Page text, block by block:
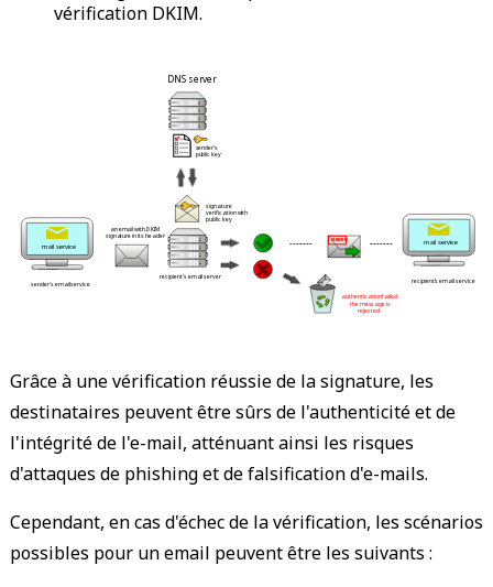
vérification DKIM.
public key
sender's
signature
verification with
public key
recipient's email server
DNS server
------- VERIFIED
authentication failed
the message is
rejected
-------
recipient's email service
mail service
an email with DKIM
signature in its header
mail service
sender's email service
Grâce à une vérification réussie de la signature, les
destinataires peuvent être sûrs de l'authenticité et de
l'intégrité de l'e-mail, atténuant ainsi les risques
d'attaques de phishing et de falsification d'e-mails.
Cependant, en cas d'échec de la vérification, les scénarios
possibles pour un email peuvent être les suivants :